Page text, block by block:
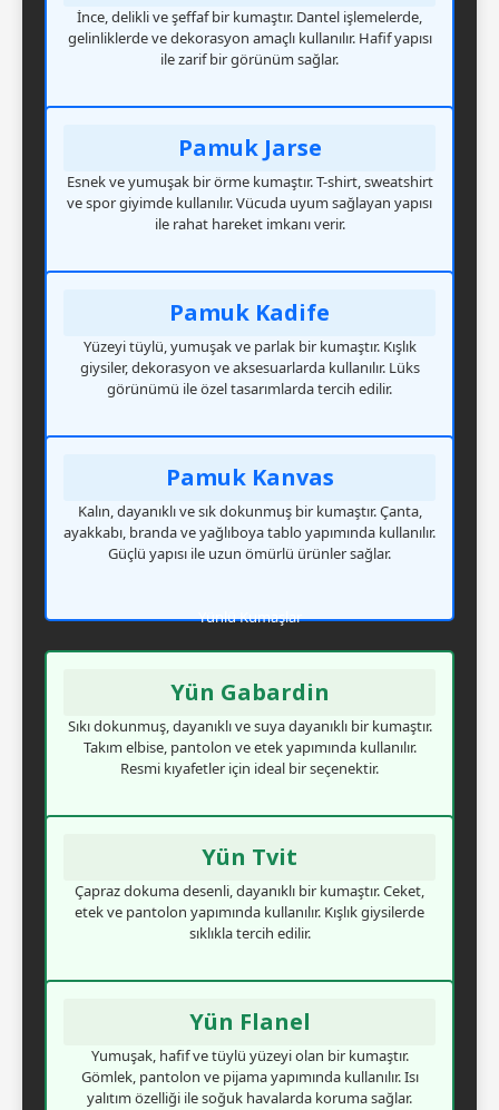
İnce, delikli ve şeffaf bir kumaştır. Dantel işlemelerde,
gelinliklerde ve dekorasyon amaçlı kullanılır. Hafif yapısı
ile zarif bir görünüm sağlar.
Pamuk Jarse
Esnek ve yumuşak bir örme kumaştır. T-shirt, sweatshirt
ve spor giyimde kullanılır. Vücuda uyum sağlayan yapısı
ile rahat hareket imkanı verir.
Pamuk Kadife
Yüzeyi tüylü, yumuşak ve parlak bir kumaştır. Kışlık
giysiler, dekorasyon ve aksesuarlarda kullanılır. Lüks
görünümü ile özel tasarımlarda tercih edilir.
Pamuk Kanvas
Kalın, dayanıklı ve sık dokunmuş bir kumaştır. Çanta,
ayakkabı, branda ve yağlıboya tablo yapımında kullanılır.
Güçlü yapısı ile uzun ömürlü ürünler sağlar.
Yünlü Kumaşlar
Yün Gabardin
Sıkı dokunmuş, dayanıklı ve suya dayanıklı bir kumaştır.
Takım elbise, pantolon ve etek yapımında kullanılır.
Resmi kıyafetler için ideal bir seçenektir.
Yün Tvit
Çapraz dokuma desenli, dayanıklı bir kumaştır. Ceket,
etek ve pantolon yapımında kullanılır. Kışlık giysilerde
sıklıkla tercih edilir.
Yün Flanel
Yumuşak, hafif ve tüylü yüzeyi olan bir kumaştır.
Gömlek, pantolon ve pijama yapımında kullanılır. Isı
yalıtım özelliği ile soğuk havalarda koruma sağlar.